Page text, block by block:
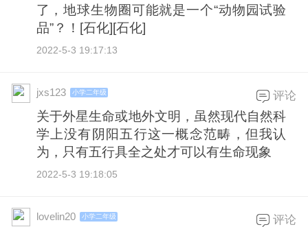
了，地球生物圈可能就是一个“动物园试验
品”？！[石化][石化]
2022-5-3 19:17:13
jxs123 小学二年级
关于外星生命或地外文明，虽然现代自然科
学上没有阴阳五行这一概念范畴，但我认
为，只有五行具全之处才可以有生命现象
2022-5-3 19:18:05
评论
lovelin20 小学二年级 评论